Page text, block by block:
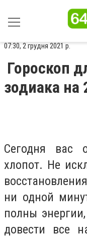
07:30, 2 грудня 2021 р.
Гороскоп
зодиака на
Сегодня вас
хлопот. Не
ни одной
полны
довести все